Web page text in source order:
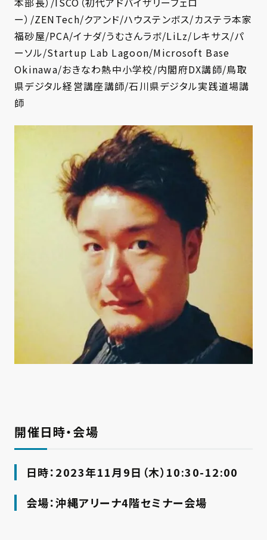
ー）/ZENTech/クアンド/ハウステンボス/カステラ本家
福砂屋/PCA/イナダ/うむさんラボ/LiLz/レキサス/パ
ーソル/Startup Lab Lagoon/Microsoft Base
Okinawa/おきなわ熱中小学校/内閣府DX講師/鳥取
県デジタル経営講座講師/石川県デジタル実践道場講
師
開催日時・会場
日時：2023年11月9日（木）10:30-12:00
会場：沖縄アリーナ4階セミナー会場